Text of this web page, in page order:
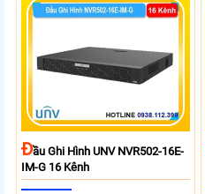
ĐẦu Ghi Hình UNV NVR502-16E-
IM-G 16 Kênh